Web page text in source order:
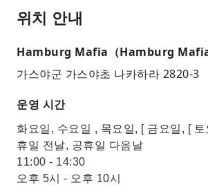
위치 안내
Hamburg Mafia（Hamburg Mafia
가스야군 가스야초 나카하라 2820-3
운영 시간
화요일, 수요일 , 목요일, [ 금요일, [
휴일 전날, 공휴일 다음날
11:00 - 14:30
오후 5시 - 오후 10시